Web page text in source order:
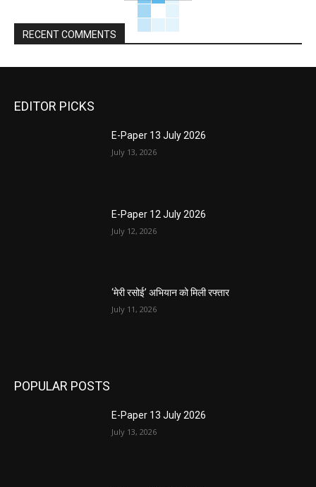
RECENT COMMENTS
EDITOR PICKS
E-Paper 13 July 2026
July 13, 2026
E-Paper 12 July 2026
July 12, 2026
‘मेरी रसोई’ अभियान को मिली रफ्तार
July 11, 2026
POPULAR POSTS
E-Paper 13 July 2026
July 13, 2026